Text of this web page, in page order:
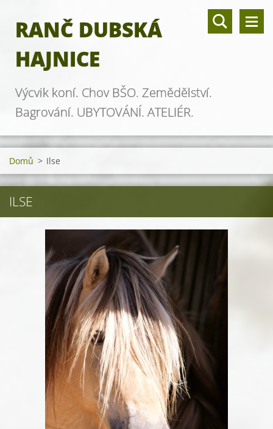
RANČ DUBSKÁ
HAJNICE
Výcvik koní. Chov BŠO. Zemědělství.
Bagrování. UBYTOVÁNÍ. ATELIÉR.
Domů > Ilse
ILSE